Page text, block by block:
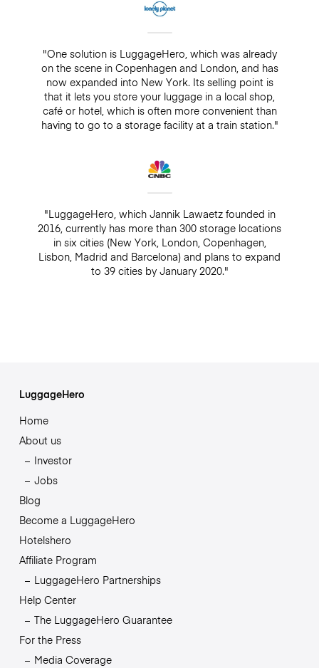
"One solution is LuggageHero, which was already
on the scene in Copenhagen and London, and has
now expanded into New York. Its selling point is
that it lets you store your luggage in a local shop,
café or hotel, which is often more convenient than
having to go to a storage facility at a train station."
"LuggageHero, which Jannik Lawaetz founded in
2016, currently has more than 300 storage locations
in six cities (New York, London, Copenhagen,
Lisbon, Madrid and Barcelona) and plans to expand
to 39 cities by January 2020."
LuggageHero
Home
About us
Investor
Jobs
Blog
Become a LuggageHero
Hotelshero
Affiliate Program
LuggageHero Partnerships
Help Center
The LuggageHero Guarantee
For the Press
Media Coverage